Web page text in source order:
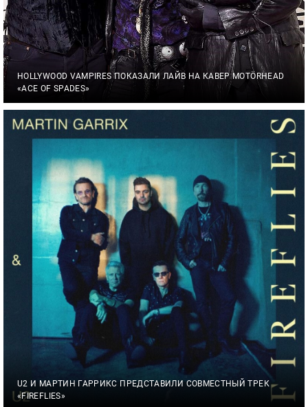
HOLLYWOOD VAMPIRES ПОКАЗАЛИ ЛАЙВ НА КАВЕР MOTÖRHEAD
«ACE OF SPADES»
U2 И МАРТИН ГАРРИКС ПРЕДСТАВИЛИ СОВМЕСТНЫЙ ТРЕК
«FIREFLIES»